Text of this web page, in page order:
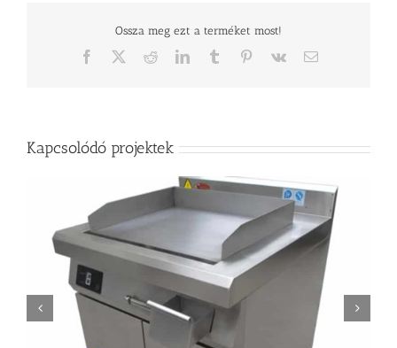
Ossza meg ezt a terméket most!
Facebook RedditLinkedInTumblr Pinterest
Vk
E-
Kapcsolódó projektek
QRPLT-A5F5B 36 hüvelykes kereskedelmi grill